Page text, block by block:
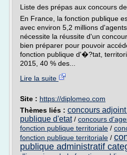
Liste des prépas aux concours
En France, la fonction publique
avec environ 5,2 millions
nécessite la réussite d'un
bien préparer pour pouvoir
fonction publique d'�?tat,
2015, 40 % des...
Lire la suite
Site : https://diplomeo.com
Thèmes liés : concours
publique d'etat/ concours
fonction publique territoriale /
fonction publique territoriale /
publique administratif